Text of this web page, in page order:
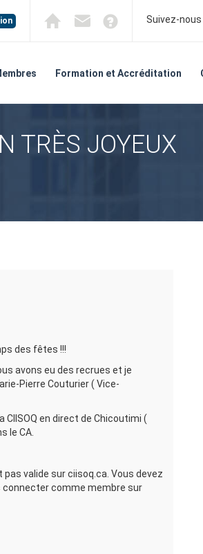
Suivez-
Formation et Accréditation
TRÈS JOYEUX
des fêtes !!!
avons eu des recrues et je
Pierre Couturier ( Vice-
CIISOQ en direct de Chicoutimi (
le CA.
pas valide sur ciisoq.ca. Vous devez
connecter comme membre sur